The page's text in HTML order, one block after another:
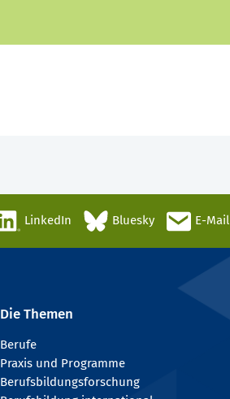
LinkedIn Bluesky E-Mail
Die Themen
Berufe
Praxis und Programme
Berufsbildungsforschung